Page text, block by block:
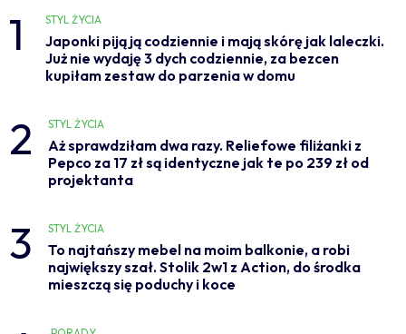
1 STYL ŻYCIA
Japonki piją ją codziennie i mają skórę jak laleczki.
Już nie wydaję 3 dych codziennie, za bezcen
kupiłam zestaw do parzenia w domu
2 STYL ŻYCIA
Aż sprawdziłam dwa razy. Reliefowe filiżanki z
Pepco za 17 zł są identyczne jak te po 239 zł od
projektanta
3 STYL ŻYCIA
To najtańszy mebel na moim balkonie, a robi
największy szał. Stolik 2w1 z Action, do środka
mieszczą się poduchy i koce